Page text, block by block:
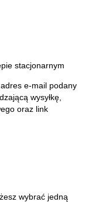
stacjonarnym
e-mail podany
wysyłkę,
oraz link
wybrać jedną